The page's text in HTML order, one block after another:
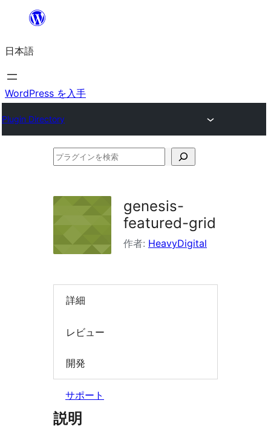
を
ス
キ
プ
日本語
WordPress を入手
Plugin Directory
プ
索
genesis-
featured-grid
作者: HeavyDigital
詳細
レビュー
開発
サポート
説明